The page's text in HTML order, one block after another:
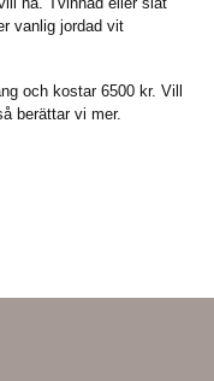
vanlig jordad vit
och kostar 6500 kr. Vill
berättar vi mer.